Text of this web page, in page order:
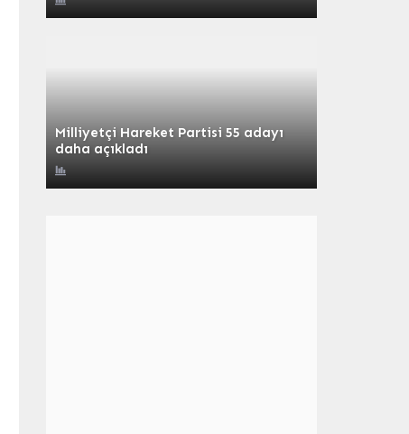
Milliyetçi Hareket Partisi 55 adayı
daha açıkladı